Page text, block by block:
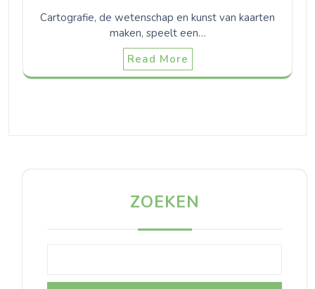
Cartografie, de wetenschap en kunst van kaarten
maken, speelt een…
Read More
ZOEKEN